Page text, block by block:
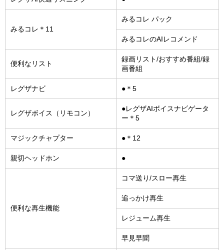
みるコレ＊11
みるコレ パック
みるコレのAIレコメンド
便利なリスト
録画リスト/おすすめ番組/録
画番組
レグザナビ ●＊5
レグザボイス（リモコン）
●レグザAIボイスナビゲータ
ー＊5
マジックチャプター ●＊12
親切ヘッドホン ●
便利な再生機能
コマ送り/スロー再生
追っかけ再生
レジューム再生
早見早聞